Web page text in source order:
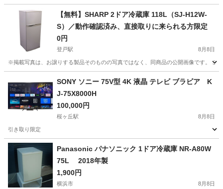
【無料】SHARP 2ドア冷蔵庫 118L（SJ-H12W-
S）／動作確認済み、直接取りに来られる方限定
0円
登戸駅 8月8日
※掲載写真は、お譲りする製品そのものの写真ではなく、同商品の公開画像です。 ご
キッチン家電
SONY ソニー 75V型 4K 液晶 テレビ ブラビア K
J-75X8000H
100,000円
桜ヶ丘駅 8月8日
引き取り限定
神奈川 大和市 テレビ
Panasonic パナソニック 1ドア冷蔵庫 NR-A80W
75L 2018年製
1,900円
横浜市 8月8日